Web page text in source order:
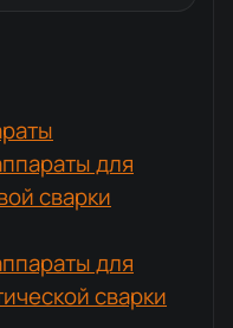
для
сварки
для
сварки